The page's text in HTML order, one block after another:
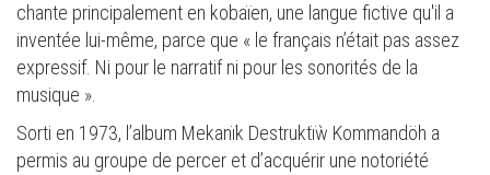
chante principalement en kobaïen, une langue fictive qu'il a
inventée lui-même, parce que « le français n’était pas assez
expressif. Ni pour le narratif ni pour les sonorités de la
musique ».
Sorti en 1973, l’album Mekanïk Destruktïẁ Kommandöh a
permis au groupe de percer et d’acquérir une notoriété